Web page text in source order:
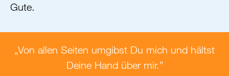
Gute.
„Von allen Seiten umgibst Du mich und hältst
Deine Hand über mir.”